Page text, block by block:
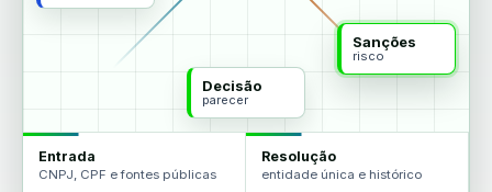
Sanções
risco
Decisão
parecer
Entrada
CNPJ, CPF e fontes públicas
Resolução
entidade única e histórico